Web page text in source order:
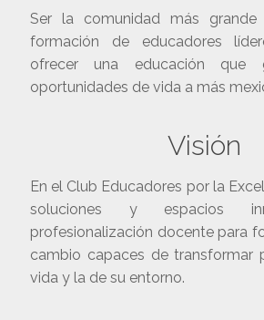
Ser la comunidad más
formación de educadores
ofrecer una educación que
oportunidades de vida a más
Visión
En el Club Educadores por la
soluciones y espacios
profesionalización docente para
cambio capaces de transformar
vida y la de su entorno.